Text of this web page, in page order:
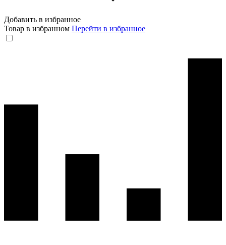
Добавить в избранное
Товар в избранном Перейти в избранное